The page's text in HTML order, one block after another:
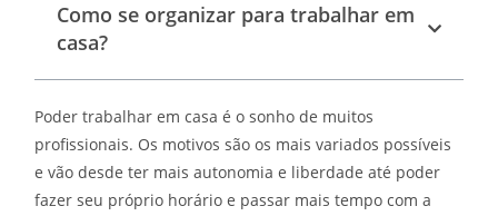
Como se organizar para trabalhar em
casa?
Poder trabalhar em casa é o sonho de muitos
profissionais. Os motivos são os mais variados possíveis
e vão desde ter mais autonomia e liberdade até poder
fazer seu próprio horário e passar mais tempo com a